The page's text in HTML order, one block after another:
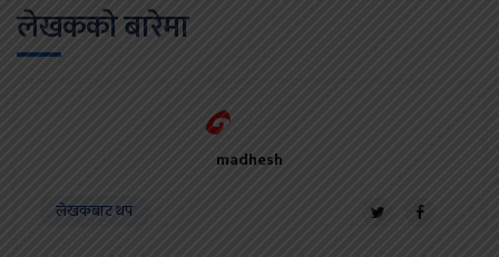
लेखकको बारेमा
madhesh
लेखकबाट थप